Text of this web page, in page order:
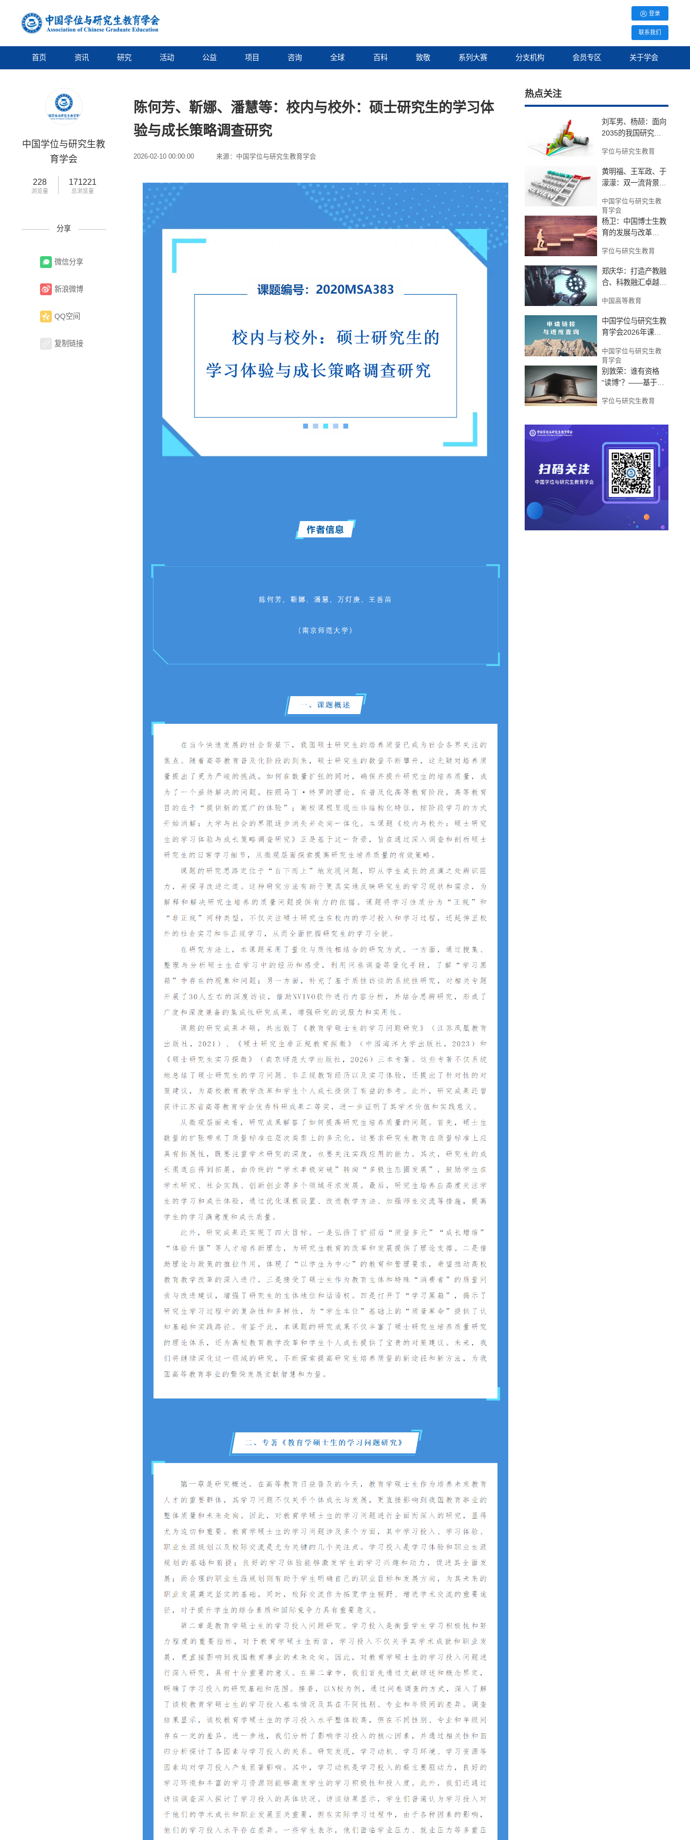
登录
联系我们
首页 资讯 研究 活动 公益 项目 咨询 全球 百科 致敬 系列大赛 分支机构 会员专区 关于学会
中国学位与研究生教
育学会
228
浏览量
171221
总浏览量
分享
微信分享
新浪微博
QQ空间
复制链接
陈何芳、靳娜、潘慧等：校内与校外：硕士研究生的学习体
验与成长策略调查研究
2026-02-10 00:00:00 来源：中国学位与研究生教育学会
热点关注
刘军男、杨颉：面向
2035的我国研究生
——基于48国研究生
教育发展规律与趋
学位与研究生教育
黄明福、王军政、于
濛濛：双一流背景下
量监测与评价体系构
建——以北理工为例
中国学位与研究生教
育学会
杨卫：中国博士生教
育的发展与改革
量发展
学位与研究生教育
郑庆华：打造产教融
合、科教融汇卓越工
中国高等教育
中国学位与研究生教
育学会2026年课题
查询
中国学位与研究生教
育学会
别敦荣：谁有资格
“读博”？——基于个
学位与研究生教育